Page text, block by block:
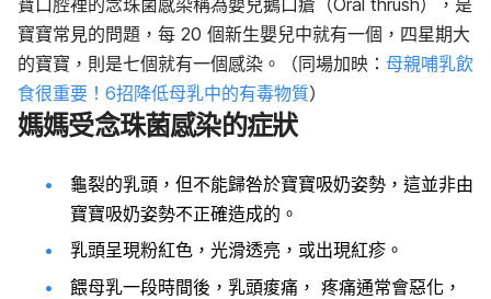
寶寶常見的問題 ，每 20 個新生嬰兒中就有一個，四星期大
的寶寶，則是七個就有一個感染。（同場加映： 母親哺乳飲
食很重要！6招降低母乳中的有毒物質）
媽媽受念珠菌感染的症狀
龜裂的乳頭，但不能歸咎於寶寶吸奶姿勢，這並非由
寶寶吸奶姿勢不正確造成的。
乳頭呈現粉紅色，光滑透亮，或出現紅疹。
餵母乳一段時間後，乳頭痠痛， 疼痛通常會惡化，